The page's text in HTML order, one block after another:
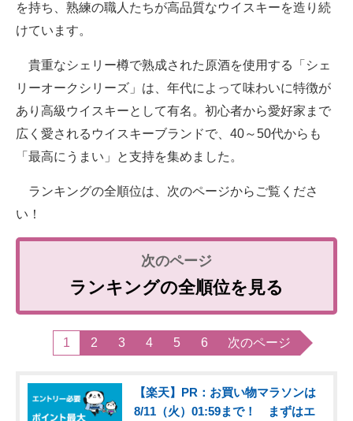
を持ち、熟練の職人たちが高品質なウイスキーを造り続
けています。
貴重なシェリー樽で熟成された原酒を使用する「シェ
リーオークシリーズ」は、年代によって味わいに特徴が
あり高級ウイスキーとして有名。初心者から愛好家まで
広く愛されるウイスキーブランドで、40～50代からも
「最高にうまい」と支持を集めました。
ランキングの全順位は、次のページからご覧くださ
い！
ランキングの全順位を見る
1 2 3 4 5 6 次のページ
【楽天】PR：お買い物マラソンは
8/11（火）01:59まで！ まずはエ